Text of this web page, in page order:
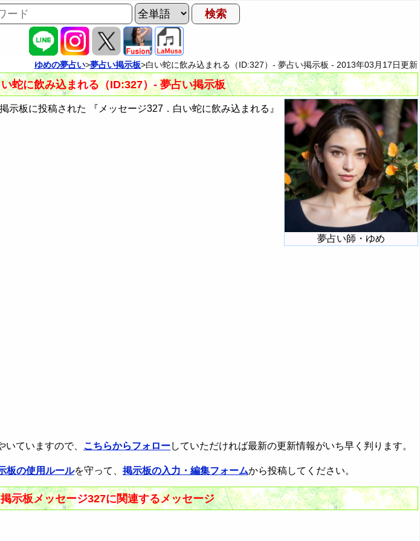
ゆめの夢占い>夢占い掲示板>白い蛇に飲み込まれる（ID:327）- 夢占い掲示板 - 2013年03月17日更新
蛇に飲み込まれる（ID:327）- 夢占い掲示板
夢占い師・ゆめ
板に投稿された 『メッセージ327．白い蛇に飲み込まれる』
ていますので、 こちらからフォローしていただければ最新の更新情報がいち早く判ります。
板の使用ルールを守って、 掲示板の入力・編集フォームから投稿してください。
掲示板メッセージ327に関連するメッセージ